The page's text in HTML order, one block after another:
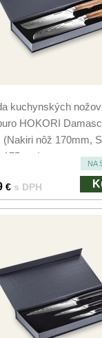
2
čepeľou
kuchynských nožov
HOKORI
(Nakiri nôž 170mm,
175mm)
NA
€ s DPH